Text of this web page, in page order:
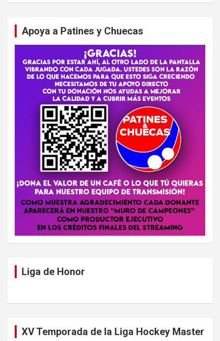
Apoya a Patines y Chuecas
Liga de Honor
XV Temporada de la Liga Hockey Master